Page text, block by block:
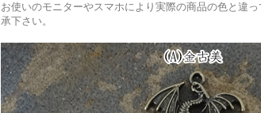
お使いのモニターやスマホにより実際の商品の色と違
承下さい。